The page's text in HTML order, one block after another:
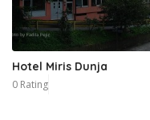
Hotel Miris Dunja
0 Rating